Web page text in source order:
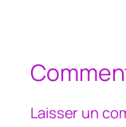
Laisser un